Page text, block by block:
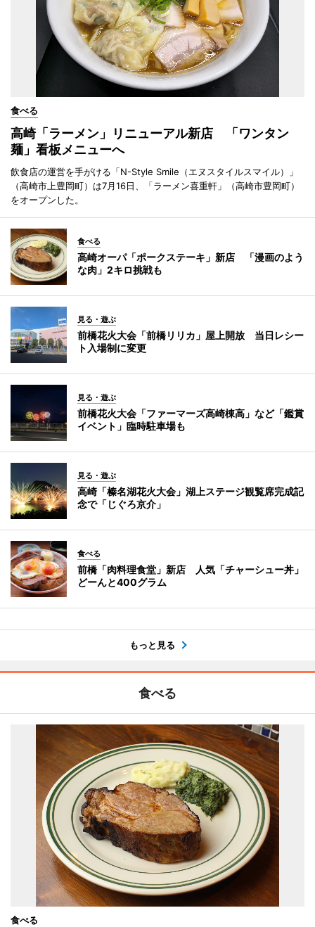
食べる
高崎「ラーメン」リニューアル新店 「ワンタン
麺」看板メニューへ
飲食店の運営を手がける「N-Style Smile（エヌスタイルスマイル）」
（高崎市上豊岡町）は7月16日、「ラーメン喜重軒」（高崎市豊岡町）
をオープンした。
食べる
高崎オーパ「ポークステーキ」新店 「漫画のよう
な肉」2キロ挑戦も
見る・遊ぶ
前橋花火大会「前橋リリカ」屋上開放 当日レシー
ト入場制に変更
見る・遊ぶ
前橋花火大会「ファーマーズ高崎棟高」など「鑑賞
イベント」臨時駐車場も
見る・遊ぶ
高崎「榛名湖花火大会」湖上ステージ観覧席完成記
念で「じぐろ京介」
食べる
前橋「肉料理食堂」新店 人気「チャーシュー丼」
どーんと400グラム
もっと見る
食べる
食べる